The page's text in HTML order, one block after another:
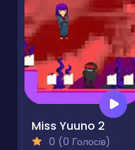
Miss Yuuno 2
0 (0 Голосів)